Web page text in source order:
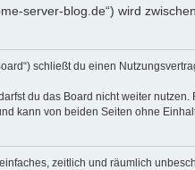
server-blog.de“) wird
schließt du einen
du das Board nicht weiter
kann von beiden Seiten ohne
zeitlich und räumlich